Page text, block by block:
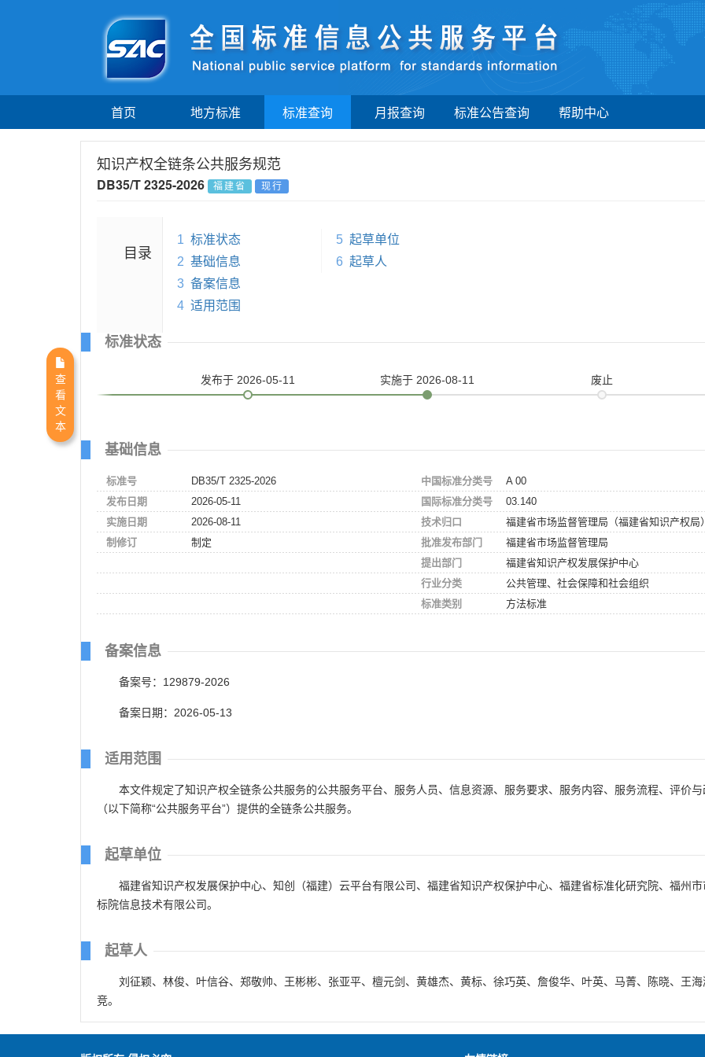
首页 地方标准 标准查询 月报查询 标准公告查询 帮助中心
查
看
文
本
知识产权全链条公共服务规范
DB35/T 2325-2026 福建省 现行
目录
1 标准状态
2 基础信息
3 备案信息
4 适用范围
5 起草单位
6 起草人
标准状态
发布于 2026-05-11 实施于 2026-08-11 废止
基础信息
标准号
DB35/T 2325-2026
发布日期
2026-05-11
实施日期
2026-08-11
制修订
制定
中国标准分类号
A 00
国际标准分类号
03.140
技术归口
福建省市场监督管理局（福建省知识产权局
批准发布部门
福建省市场监督管理局
提出部门
福建省知识产权发展保护中心
行业分类
公共管理、社会保障和社会组织
标准类别
方法标准
备案信息
备案号：129879-2026
备案日期：2026-05-13
适用范围
本文件规定了知识产权全链条公共服务的公共服务平台、服务人员、信息资源、服务要求、服务内容、服务流程、评价
（以下简称“公共服务平台”）提供的全链条公共服务。
起草单位
福建省知识产权发展保护中心、知创（福建）云平台有限公司、福建省知识产权保护中心、福建省标准化研究院、福州
标院信息技术有限公司。
起草人
刘征颖、林俊、叶信谷、郑敬帅、王彬彬、张亚平、檀元剑、黄雄杰、黄标、徐巧英、詹俊华、叶英、马菁、陈晓、王
竞。